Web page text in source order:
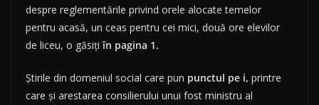
despre reglementările privind orele alocate temelor
pentru acasă, un ceas pentru cei mici, două ore elevilor
de liceu, o găsiţi în pagina 1.
Ştirile din domeniul social care pun punctul pe i, printre
care şi arestarea consilierului unui fost ministru al